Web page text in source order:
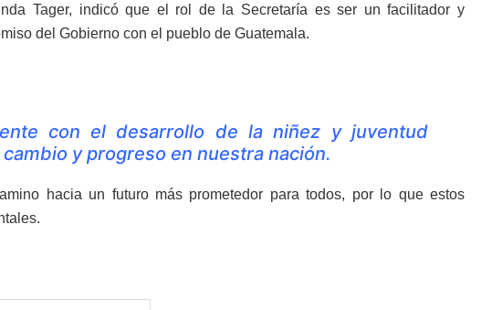
Tager, indicó que el rol de la Secretaría es ser un facilitador y
del Gobierno con el pueblo de Guatemala.
con el desarrollo de la niñez y juventud
y progreso en nuestra nación.
hacia un futuro más prometedor para todos, por lo que estos